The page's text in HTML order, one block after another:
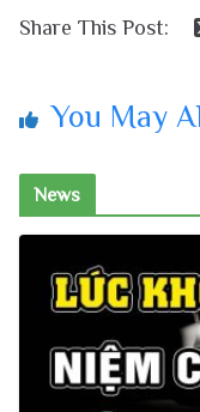
Share This Post:
You May
News